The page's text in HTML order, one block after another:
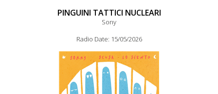
PINGUINI TATTICI NUCLEARI
Sony
Radio Date: 15/05/2026